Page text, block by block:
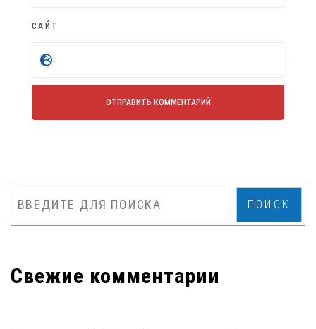
САЙТ
ПОИСК
Свежие комментарии